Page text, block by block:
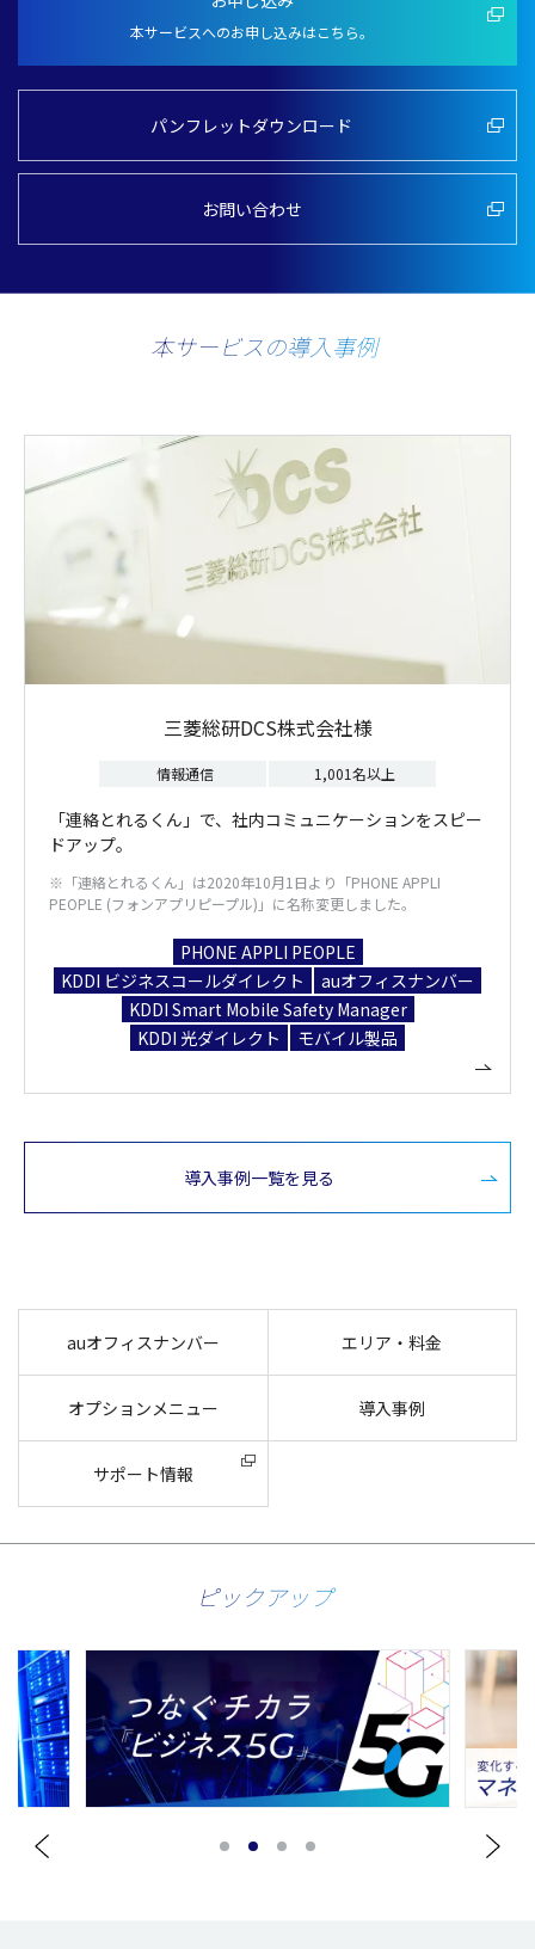
本サービスへのお申し込みはこちら。
パンフレットダウンロード
お問い合わせ
本サービスの導入事例
三菱総研DCS株式会社様
情報通信 1,001名以上
「連絡とれるくん」で、社内コミュニケーションをスピー
ドアップ。
※「連絡とれるくん」は2020年10月1日より「PHONE APPLI
PEOPLE (フォンアプリピープル)」に名称変更しました。
PHONE APPLI PEOPLE
KDDI ビジネスコールダイレクト
auオフィスナンバー
KDDI Smart Mobile Safety Manager
KDDI 光ダイレクト
モバイル製品
導入事例一覧を見る
auオフィスナンバー エリア・料金
オプションメニュー 導入事例
サポート情報
ピックアップ